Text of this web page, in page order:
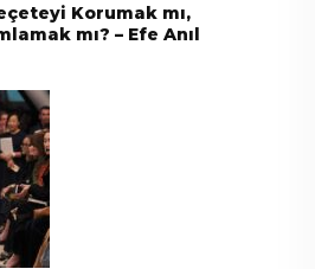
Korumak mı,
mı? – Efe Anıl